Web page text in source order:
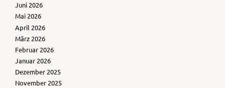
Juni 2026
Mai 2026
April 2026
März 2026
Februar 2026
Januar 2026
Dezember 2025
November 2025